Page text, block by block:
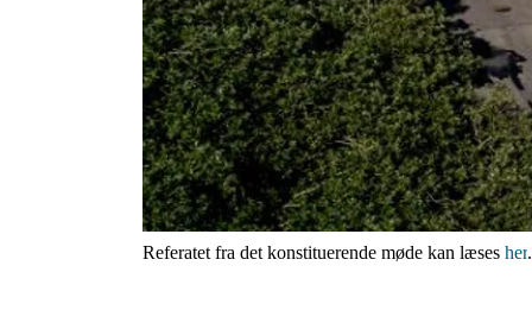
28. januar 2022
Onsdag d. 26. januar 2022 blev der afholdt
Bestyrelsen følger Byrådets funktionsperiode og
Heraf er 5 medlemmer udpeget af Fredericia
Du kan se vores nye bestyrelseher.
Vi byder velkommen til den nye bestyrelse og
Referatet fra det konstituerende møde kan læses her.